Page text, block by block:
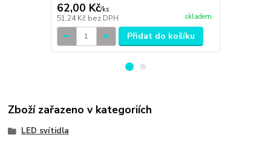
62,00 Kč/ks
51,24 Kč bez DPH skladem
Přidat do košíku
Zboží zařazeno v kategoriích
LED svítidla